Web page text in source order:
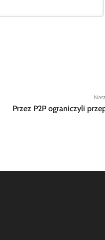
Przez P2P ograniczyli